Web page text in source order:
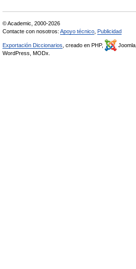
© Academic, 2000-2026
Contacte con nosotros: Apoyo técnico Publicidad
Exportación Diccionarios , creado en PHP, Joomla,
WordPress, MODx.